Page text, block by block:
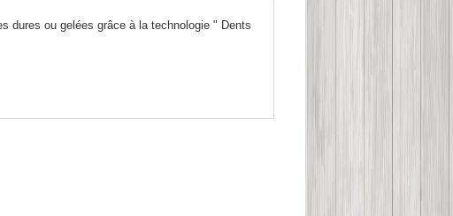
dures ou gelées grâce à la technologie " Dents